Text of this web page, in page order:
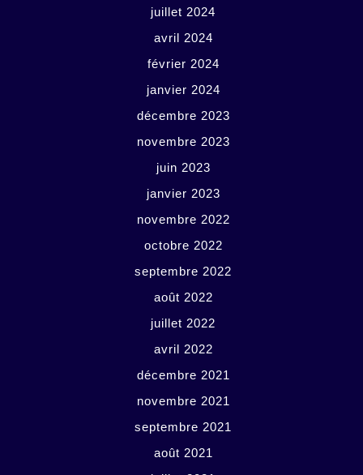
juillet 2024
avril 2024
février 2024
janvier 2024
décembre 2023
novembre 2023
juin 2023
janvier 2023
novembre 2022
octobre 2022
septembre 2022
août 2022
juillet 2022
avril 2022
décembre 2021
novembre 2021
septembre 2021
août 2021